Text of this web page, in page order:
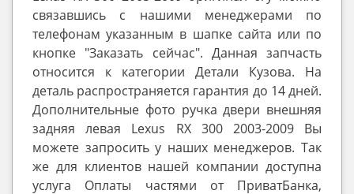
связавшись с нашими менеджерами по
телефонам указанным в шапке сайта или по
кнопке "Заказать сейчас". Данная запчасть
относится к категории Детали Кузова. На
деталь распространяется гарантия до 14 дней.
Дополнительные фото ручка двери внешняя
задняя левая Lexus RX 300 2003-2009 Вы
можете запросить у наших менеджеров. Так
же для клиентов нашей компании доступна
услуга Оплаты частями от ПриватБанка,